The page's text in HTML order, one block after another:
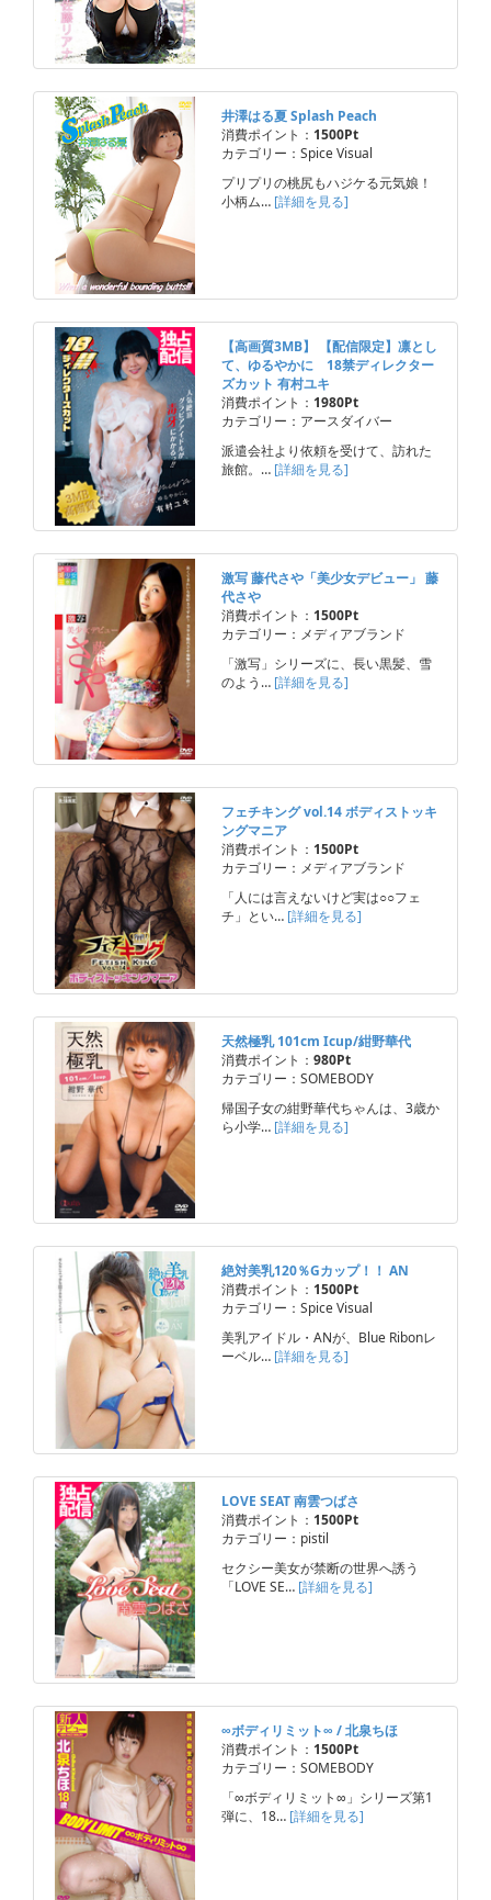
井澤はる夏 Splash Peach
消費ポイント： 1500Pt
カテゴリー：Spice Visual
プリプリの桃尻もハジケる元気娘！
小柄ム… [詳細を見る]
【高画質3MB】 【配信限定】凛とし
て、ゆるやかに 18禁ディレクター
ズカット 有村ユキ
消費ポイント： 1980Pt
カテゴリー：アースダイバー
派遣会社より依頼を受けて、訪れた
旅館。… [詳細を見る]
激写 藤代さや「美少女デビュー」 藤
代さや
消費ポイント： 1500Pt
カテゴリー：メディアブランド
「激写」シリーズに、長い黒髪、雪
のよう… [詳細を見る]
フェチキング vol.14 ボディストッキ
ングマニア
消費ポイント： 1500Pt
カテゴリー：メディアブランド
「人には言えないけど実は○○フェ
チ」とい… [詳細を見る]
天然極乳 101cm Icup/紺野華代
消費ポイント： 980Pt
カテゴリー：SOMEBODY
帰国子女の紺野華代ちゃんは、3歳か
ら小学… [詳細を見る]
絶対美乳120％Gカップ！！ AN
消費ポイント： 1500Pt
カテゴリー：Spice Visual
美乳アイドル・ANが、Blue Ribonレ
ーベル… [詳細を見る]
LOVE SEAT 南雲つばさ
消費ポイント： 1500Pt
カテゴリー：pistil
セクシー美女が禁断の世界へ誘う
「LOVE SE… [詳細を見る]
∞ボディリミット∞ / 北泉ちほ
消費ポイント： 1500Pt
カテゴリー：SOMEBODY
「∞ボディリミット∞」シリーズ第1
弾に、18… [詳細を見る]